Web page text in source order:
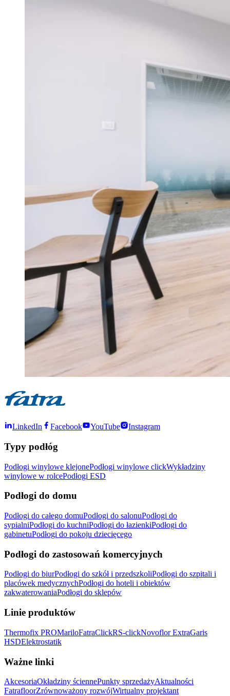
LinkedIn Facebook YouTube Instagram
Typy podłóg
Podłogi winylowe klejonePodłogi winylowe clickWykładziny
winylowe w rolcePodłogi ESD
Podłogi do domu
Podłogi do całego domuPodłogi do salonuPodłogi do
sypialniPodłogi do kuchniPodłogi do łazienkiPodłogi do
gabinetuPodłogi do pokoju dziecięcego
Podłogi do zastosowań komercyjnych
Podłogi do biurPodłogi do szkół i przedszkoliPodłogi do szpitali i
placówek medycznychPodłogi do hoteli i obiektów
zakwaterowaniaPodłogi do sklepów
Linie produktów
Thermofix PROMariloFatraClickRS-clickNovoflor ExtraGaris
HSDElektrostatik
Ważne linki
AkcesoriaOkładziny ściennePunkty sprzedażyAktualności
FatrafloorZrównoważony rozwójWirtualny projektant